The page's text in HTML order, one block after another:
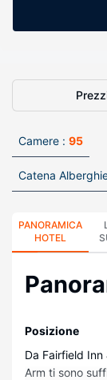
Camere : 95
Catena
PANORAMICA
HOTEL
Posizione
Da Fairfield
Arm ti sono